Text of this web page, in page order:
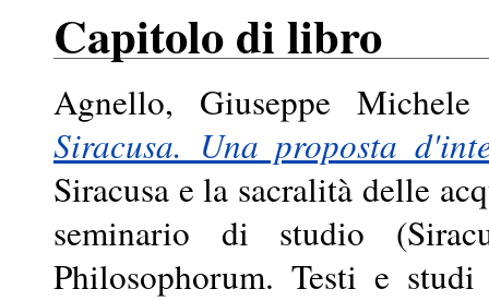
Capitolo di libro
Agnello, Giuseppe Michele
Siracusa. Una proposta
Siracusa e la sacralità delle
seminario di studio
Philosophorum. Testi e